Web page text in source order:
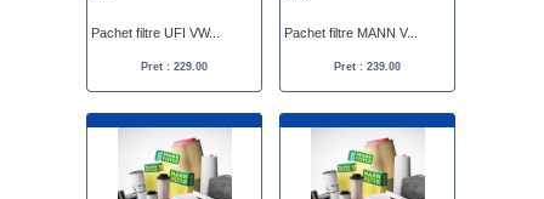
Pachet filtre UFI VW...
Pret : 229.00
Pachet filtre MANN V...
Pret : 239.00